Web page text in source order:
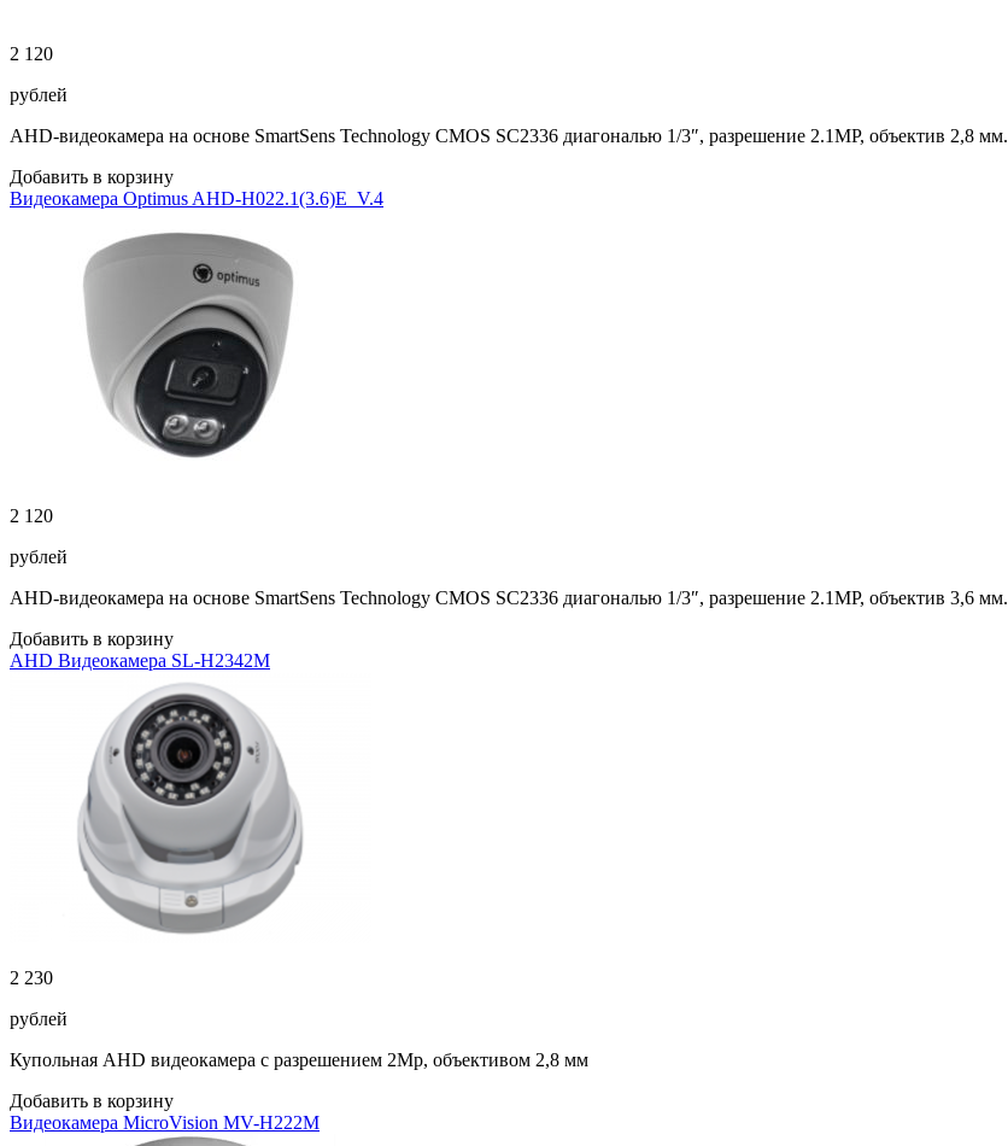
2 120
рублей
AHD-видеокамера на основе SmartSens Technology CMOS SC2336 диагональю 1/3″, разрешение 2.1MP, объектив 2,8 мм.
Добавить в корзину
Видеокамера Optimus AHD-H022.1(3.6)E_V.4
2 120
рублей
AHD-видеокамера на основе SmartSens Technology CMOS SC2336 диагональю 1/3″, разрешение 2.1MP, объектив 3,6 мм.
Добавить в корзину
AHD Видеокамера SL-H2342M
2 230
рублей
Купольная AHD видеокамера с разрешением 2Мр, объективом 2,8 мм
Добавить в корзину
Видеокамера MicroVision MV-H222М